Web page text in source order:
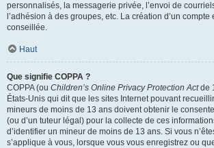
personnalisés, la messagerie privée, l’envoi de
l’adhésion à des groupes, etc. La création d’un
conseillée.
Haut
Que signifie COPPA ?
COPPA (ou Children’s Online Privacy Protection Actde
États-Unis qui dit que les sites Internet pouvant
mineurs de moins de 13 ans doivent obtenir le
(ou d’un tuteur légal) pour la collecte de ces
d’identifier un mineur de moins de 13 ans. Si vous
s’applique à vous, lorsque vous vous enregistrez ou